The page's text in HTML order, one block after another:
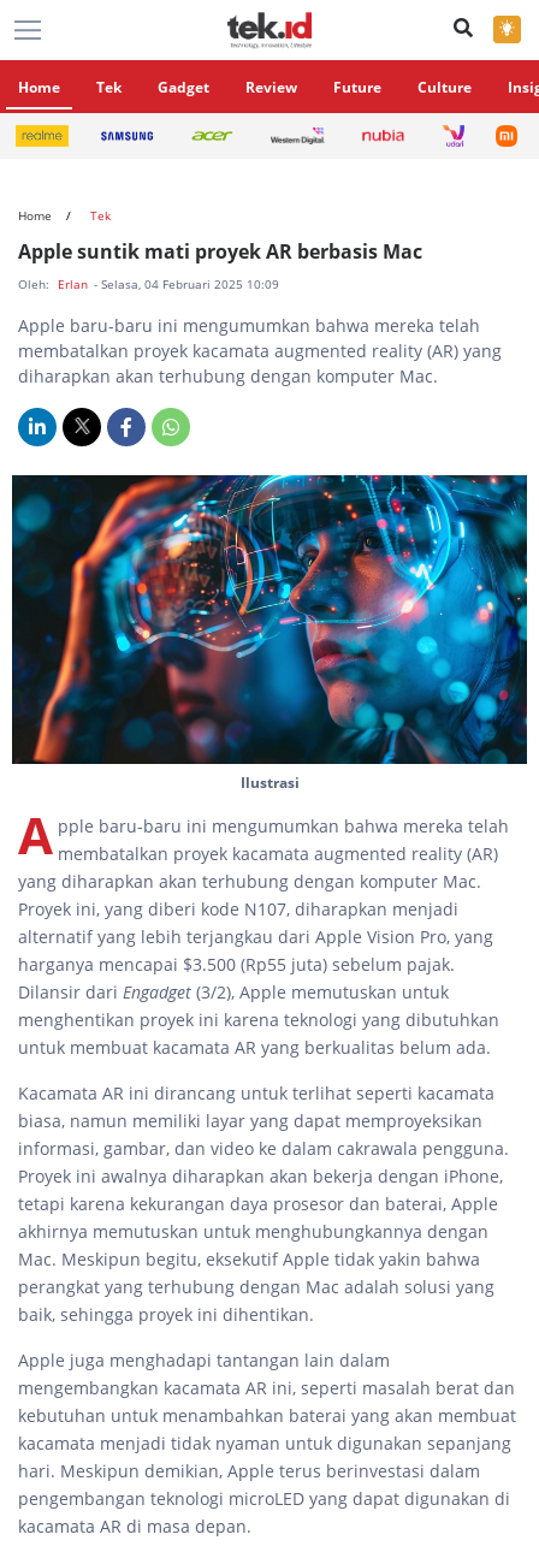
×
Home Tek Gadget Review Future Culture
Home Tek
Apple suntik mati proyek AR berbasis Mac
Oleh: Erlan - Selasa, 04 Februari 2025 10:09
Apple baru-baru ini mengumumkan bahwa mereka telah
membatalkan proyek kacamata augmented reality (AR) yang
diharapkan akan terhubung dengan komputer Mac.
Ilustrasi
A pple baru-baru ini mengumumkan bahwa mereka telah
membatalkan proyek kacamata augmented reality (AR)
yang diharapkan akan terhubung dengan komputer Mac.
Proyek ini, yang diberi kode N107, diharapkan menjadi
alternatif yang lebih terjangkau dari Apple Vision Pro, yang
harganya mencapai $3.500 (Rp55 juta) sebelum pajak.
Dilansir dari Engadget (3/2), Apple memutuskan untuk
menghentikan proyek ini karena teknologi yang dibutuhkan
untuk membuat kacamata AR yang berkualitas belum ada.
Kacamata AR ini dirancang untuk terlihat seperti kacamata
biasa, namun memiliki layar yang dapat memproyeksikan
informasi, gambar, dan video ke dalam cakrawala pengguna.
Proyek ini awalnya diharapkan akan bekerja dengan iPhone,
tetapi karena kekurangan daya prosesor dan baterai, Apple
akhirnya memutuskan untuk menghubungkannya dengan
Mac. Meskipun begitu, eksekutif Apple tidak yakin bahwa
perangkat yang terhubung dengan Mac adalah solusi yang
baik, sehingga proyek ini dihentikan.
Apple juga menghadapi tantangan lain dalam
mengembangkan kacamata AR ini, seperti masalah berat dan
kebutuhan untuk menambahkan baterai yang akan membuat
kacamata menjadi tidak nyaman untuk digunakan sepanjang
hari. Meskipun demikian, Apple terus berinvestasi dalam
pengembangan teknologi microLED yang dapat digunakan di
kacamata AR di masa depan.